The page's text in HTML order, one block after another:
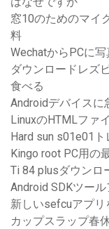
窓10のためのマイ
料
WechatからPCに
ダウンロードレズ
食べる
Androidデバイスに
LinuxのHTMLファ
Hard sun s01e01
Kingo root PC用の
Ti 84 plusダウンロ
Android SDKツー
新しいsefcuアプリ
カップスラップ春